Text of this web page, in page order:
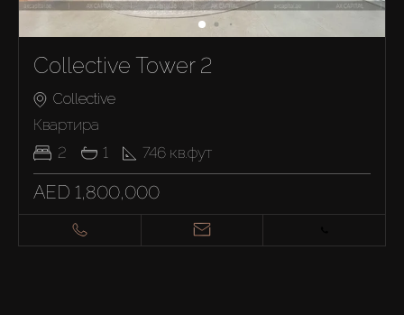
Collective Tower 2
Collective
Квартира
2
1 746 кв.фут
AED 1,800,000